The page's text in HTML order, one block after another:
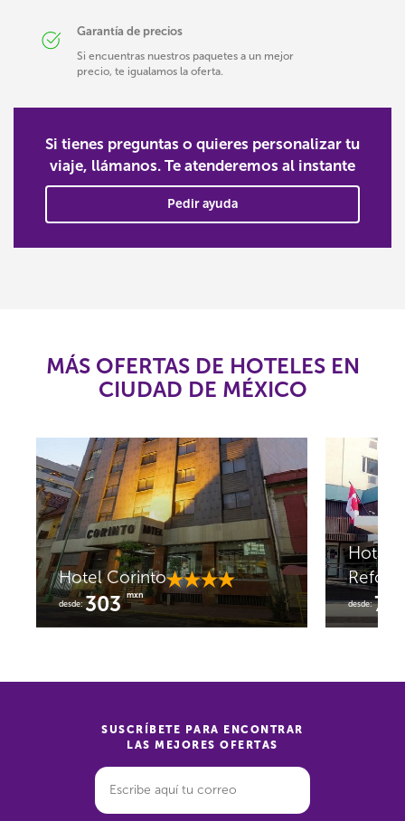
Garantía de precios
Si encuentras nuestros paquetes a un mejor
precio, te igualamos la oferta.
Si tienes preguntas o quieres personalizar tu
viaje, llámanos. Te atenderemos al instante
Pedir ayuda
MÁS OFERTAS DE HOTELES EN
CIUDAD DE MÉXICO
Hotel Corinto
desde: 303mxn
Hotel
desde:
SUSCRÍBETE PARA ENCONTRAR
LAS MEJORES OFERTAS